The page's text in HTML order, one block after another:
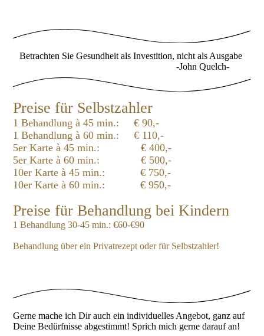
Betrachten Sie Gesundheit als Investition, nicht als Ausgabe
-John Quelch-
Preise für Selbstzahler
1 Behandlung à 45 min.: € 90,-
1 Behandlung à 60 min.: € 110,-
5er Karte à 45 min.: € 400,-
5er Karte à 60 min.: € 500,-
10er Karte à 45 min.: € 750,-
10er Karte à 60 min.: € 950,-
Preise für Behandlung bei Kindern
1 Behandlung 30-45 min.: €60-€90
Behandlung über ein Privatrezept oder für Selbstzahler!
Gerne mache ich Dir auch ein individuelles Angebot, ganz auf
Deine Bedürfnisse abgestimmt! Sprich mich gerne darauf an!